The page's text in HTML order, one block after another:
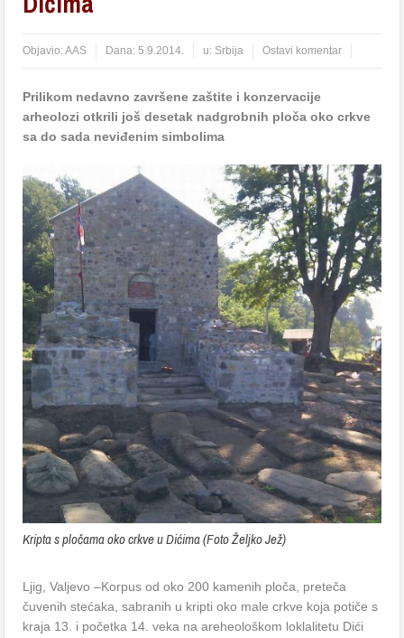
Objavio:AAS Dana:5.9.2014. u: Srbija Ostavi komentar
Prilikom nedavno završene zaštite i konzervacije
arheolozi otkrili još desetak nadgrobnih ploča oko crkve
sa do sada neviđenim simbolima
Kripta s pločama oko crkve u Dićima (Foto Željko Jež)
Ljig, Valjevo –Korpus od oko 200 kamenih ploča, preteča
čuvenih stećaka, sabranih u kripti oko male crkve koja potiče s
kraja 13. i početka 14. veka na areheološkom loklalitetu Dići